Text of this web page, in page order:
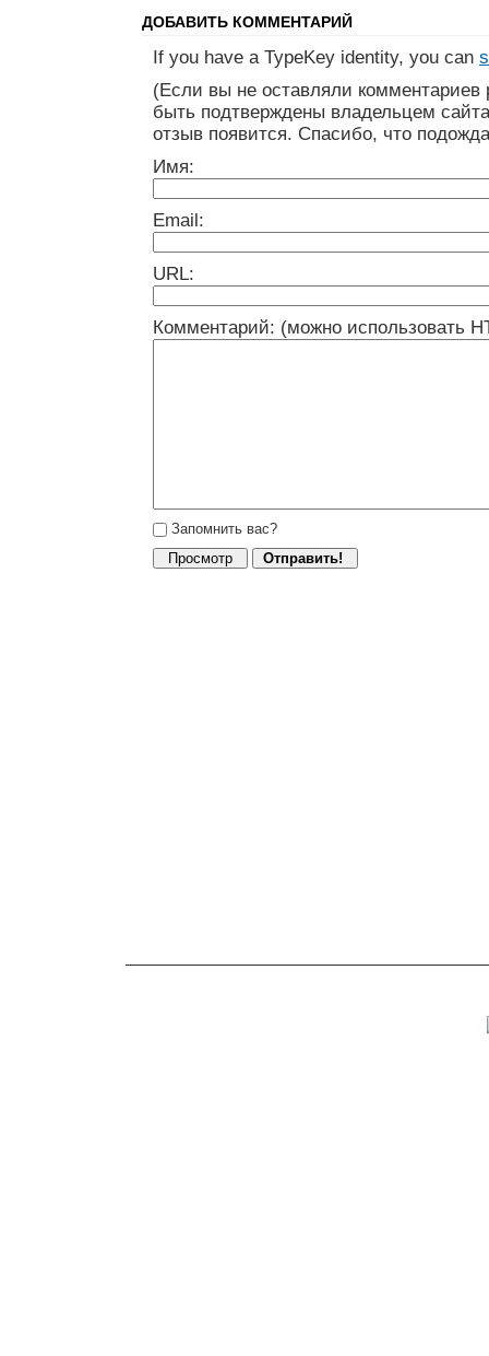
ДОБАВИТЬ КОММЕНТАРИЙ
If you have a TypeKey identity, you can
(Если вы не оставляли
быть подтверждены владельцем
отзыв появится. Спасибо, что
Имя:
Email:
URL:
Комментарий: (можно использовать
Запомнить вас?